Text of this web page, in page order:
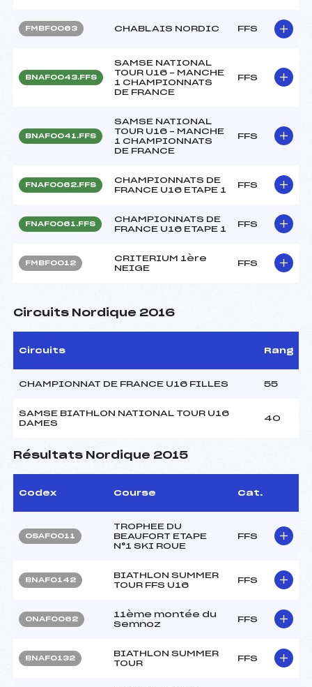
FMBF0063 CHABLAIS NORDIC FFS
BNAF0043.FFS
SAMSE NATIONAL
TOUR U16 – MANCHE
1 CHAMPIONNATS
DE FRANCE
FFS
BNAF0041.FFS
SAMSE NATIONAL
TOUR U16 – MANCHE
1 CHAMPIONNATS
DE FRANCE
FFS
FNAF0062.FFS
CHAMPIONNATS DE
FRANCE U16 ETAPE 1
FFS
FNAF0061.FFS
CHAMPIONNATS DE
FRANCE U16 ETAPE 1
FFS
FMBF0012
CRITERIUM 1ère
NEIGE
FFS
Circuits Nordique 2016
Circuits Rang
CHAMPIONNAT DE FRANCE U16 FILLES 55
SAMSE BIATHLON NATIONAL TOUR U16
DAMES
40
Résultats Nordique 2015
Codex Course Cat.
OSAF0011
TROPHEE DU
BEAUFORT ETAPE
N°1 SKI ROUE
FFS
BNAF0142
BIATHLON SUMMER
TOUR FFS U16
FFS
ONAF0062
11ème montée du
Semnoz
FFS
BNAF0132
BIATHLON SUMMER
TOUR
FFS